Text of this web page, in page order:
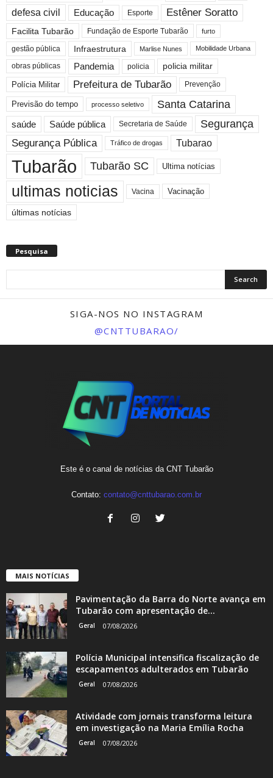
defesa civil Educação Esporte Estêner Soratto
Facilita Tubarão Fundação de Esporte Tubarão furto
gestão pública Infraestrutura Marlise Nunes Mobilidade Urbana
obras públicas Pandemia policia
policia militar
Polícia Militar
Prefeitura de Tubarão Prevenção
Previsão do tempo processo seletivo Santa Catarina
saúde Saúde pública Secretaria de Saúde Segurança
Segurança Pública Tráfico de drogas Tubarao
Tubarão Tubarão SC Ultima notícias
ultimas noticias Vacina Vacinação
últimas notícias
Pesquisa
SIGA-NOS NO INSTAGRAM
@CNTTUBARAO/
Este é o canal de notícias da CNT Tubarão
Contato: contato@cnttubarao.com.br
MAIS NOTÍCIAS
Pavimentação da Barra do Norte avança em
Tubarão com apresentação de...
Geral 07/08/2026
Polícia Municipal intensifica fiscalização de
escapamentos adulterados em Tubarão
Geral 07/08/2026
Atividade com jornais transforma leitura
em investigação na Maria Emília Rocha
Geral 07/08/2026